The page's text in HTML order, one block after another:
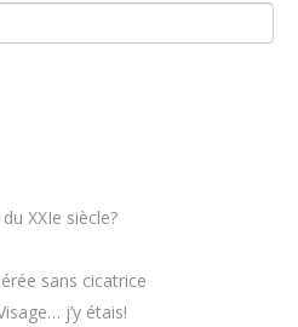
XXIe siècle?
sans cicatrice
j’y étais!